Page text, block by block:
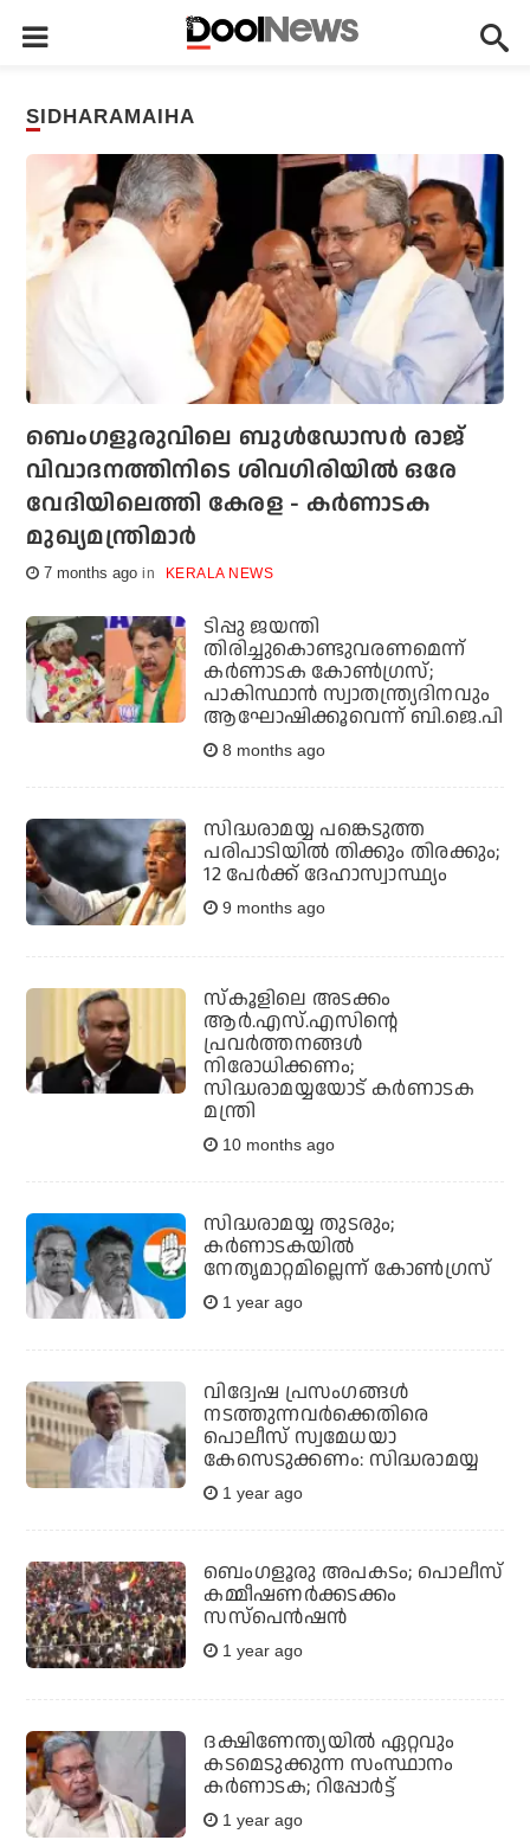
SIDHARAMAIHA
ബെംഗളൂരുവിലെ ബുള്‍ഡോസര്‍ രാജ്
വിവാദനത്തിനിടെ ശിവഗിരിയില്‍ ഒരേ
വേദിയിലെത്തി കേരള - കര്‍ണാടക
മുഖ്യമന്ത്രിമാര്‍
7 months ago KERALA NEWS
ടിപ്പു ജയന്തി
തിരിച്ചുകൊണ്ടുവരണമെന്ന്
കര്‍ണാടക കോണ്‍ഗ്രസ്;
പാകിസ്ഥാന്‍ സ്വാതന്ത്ര്യദിനവും
ആഘോഷിക്കൂവെന്ന് ബി.ജെ.പി
8 months ago
സിദ്ധരാമയ്യ പങ്കെടുത്ത
പരിപാടിയിൽ തിക്കും തിരക്കും;
12 പേർക്ക് ദേഹാസ്വാസ്ഥ്യം
9 months ago
സ്‌കൂളിലെ അടക്കം
ആര്‍.എസ്.എസിന്റെ
പ്രവര്‍ത്തനങ്ങള്‍
നിരോധിക്കണം;
സിദ്ധരാമയ്യയോട് കര്‍ണാടക
മന്ത്രി
10 months ago
സിദ്ധരാമയ്യ തുടരും;
കര്‍ണാടകയില്‍
നേതൃമാറ്റമില്ലെന്ന് കോണ്‍ഗ്രസ്
1 year ago
വിദ്വേഷ പ്രസംഗങ്ങൾ
നടത്തുന്നവർക്കെതിരെ
പൊലീസ് സ്വമേധയാ
കേസെടുക്കണം: സിദ്ധരാമയ്യ
1 year ago
ബെംഗളൂരു അപകടം; പൊലീസ്
കമ്മീഷണര്‍ക്കടക്കം
സസ്‌പെന്‍ഷന്‍
1 year ago
ദക്ഷിണേന്ത്യയില്‍ ഏറ്റവും
കടമെടുക്കുന്ന സംസ്ഥാനം
കര്‍ണാടക; റിപ്പോര്‍ട്ട്
1 year ago